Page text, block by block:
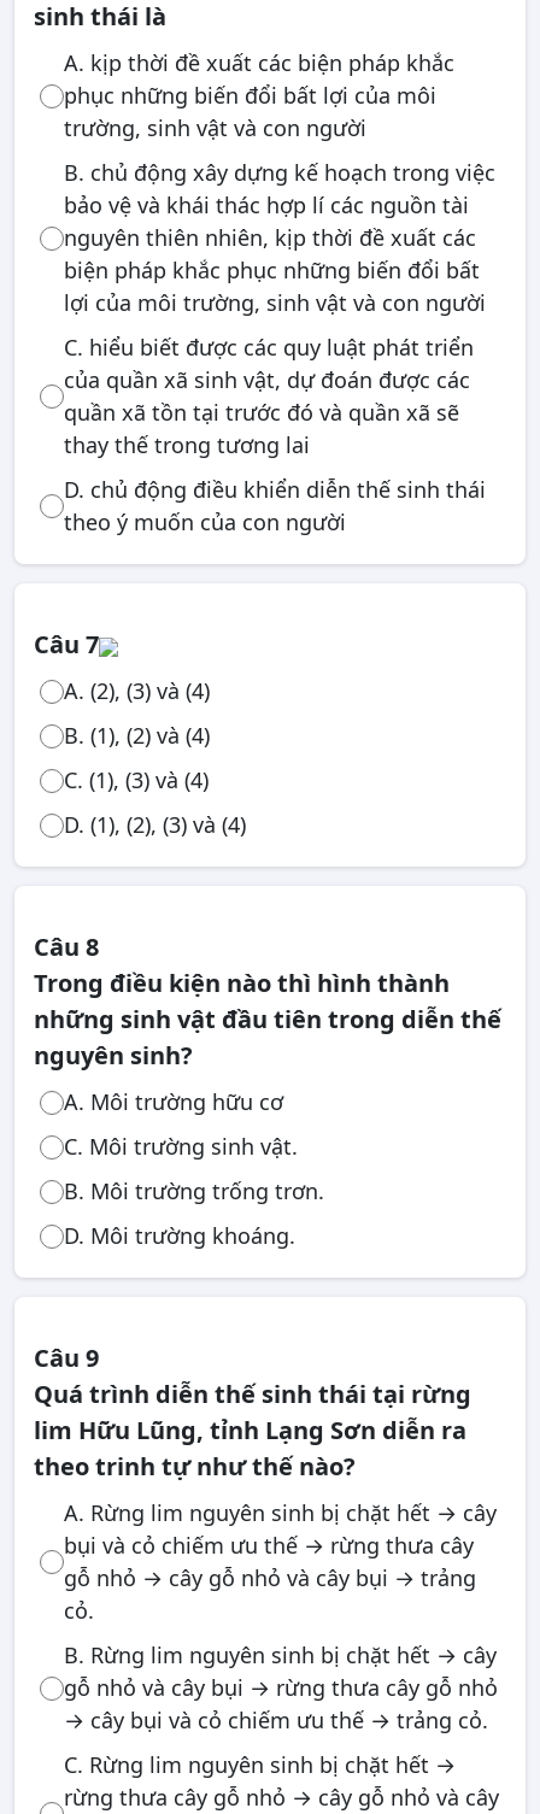
sinh thái là
A. kịp thời đề xuất các biện pháp khắc
phục những biến đổi bất lợi của môi
trường, sinh vật và con người
B. chủ động xây dựng kế hoạch trong việc
bảo vệ và khái thác hợp lí các nguồn tài
nguyên thiên nhiên, kịp thời đề xuất các
biện pháp khắc phục những biến đổi bất
lợi của môi trường, sinh vật và con người
C. hiểu biết được các quy luật phát triển
của quần xã sinh vật, dự đoán được các
quần xã tồn tại trước đó và quần xã sẽ
thay thế trong tương lai
D. chủ động điều khiển diễn thế sinh thái
theo ý muốn của con người
Câu 7
A. (2), (3) và (4)
B. (1), (2) và (4)
C. (1), (3) và (4)
D. (1), (2), (3) và (4)
Câu 8
Trong điều kiện nào thì hình thành
những sinh vật đầu tiên trong diễn thế
nguyên sinh?
A. Môi trường hữu cơ
C. Môi trường sinh vật.
B. Môi trường trống trơn.
D. Môi trường khoáng.
Câu 9
Quá trình diễn thế sinh thái tại rừng
lim Hữu Lũng, tỉnh Lạng Sơn diễn ra
theo trinh tự như thế nào?
A. Rừng lim nguyên sinh bị chặt hết → cây
bụi và cỏ chiếm ưu thế → rừng thưa cây
gỗ nhỏ → cây gỗ nhỏ và cây bụi → trảng
cỏ.
B. Rừng lim nguyên sinh bị chặt hết → cây
gỗ nhỏ và cây bụi → rừng thưa cây gỗ nhỏ
→ cây bụi và cỏ chiếm ưu thế → trảng cỏ.
C. Rừng lim nguyên sinh bị chặt hết →
rừng thưa cây gỗ nhỏ → cây gỗ nhỏ và cây